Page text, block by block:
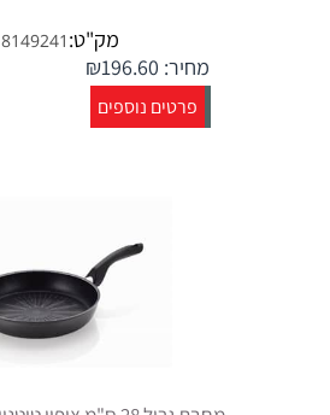
מק"ט: 8149241
מחיר: ₪196.60
פרטים נוספים